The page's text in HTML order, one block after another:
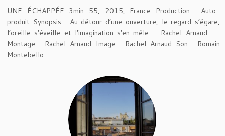
UNE ÉCHAPPÉE 3min 55, 2015, France Production : Auto-
produit Synopsis : Au détour d’une ouverture, le regard s’égare,
l’oreille s’éveille et l’imagination s’en mêle. Rachel Arnaud
Montage : Rachel Arnaud Image : Rachel Arnaud Son : Romain
Montebello